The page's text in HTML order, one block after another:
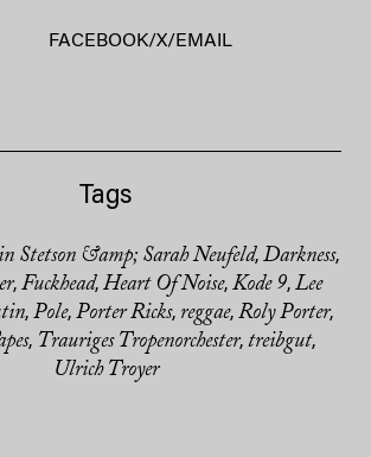
FACEBOOK/X/ EMAIL
Tags
Stetson &amp; Sarah Neufeld, Darkness,
, Fuckhead, Heart Of Noise, Kode 9, Lee
, Pole, Porter Ricks, reggae, Roly Porter,
, Trauriges Tropenorchester, treibgut,
Ulrich Troyer